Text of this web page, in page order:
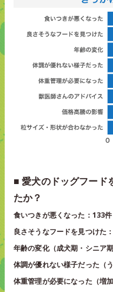
■ 愛犬のドッグフード
たか？
食いつきが悪くなった：133件
良さそうなフードを見つけた
年齢の変化（成犬期・シニア
体調が優れない様子だった（
体重管理が必要になった（増